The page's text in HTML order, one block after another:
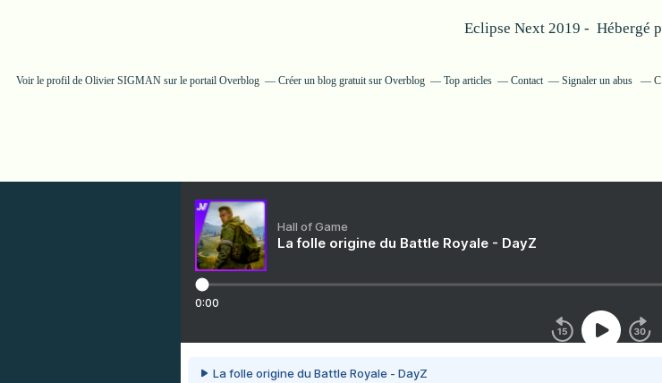
Eclipse Next 2019 - Hébergé
Voir le profil de Olivier SIGMAN sur le portail Overblog Créer un blog gratuit sur Overblog Top articles Contact Signaler un abus
Hall of Game
La folle origine du Battle Royale - DayZ
0:00
La folle origine du Battle Royale - DayZ